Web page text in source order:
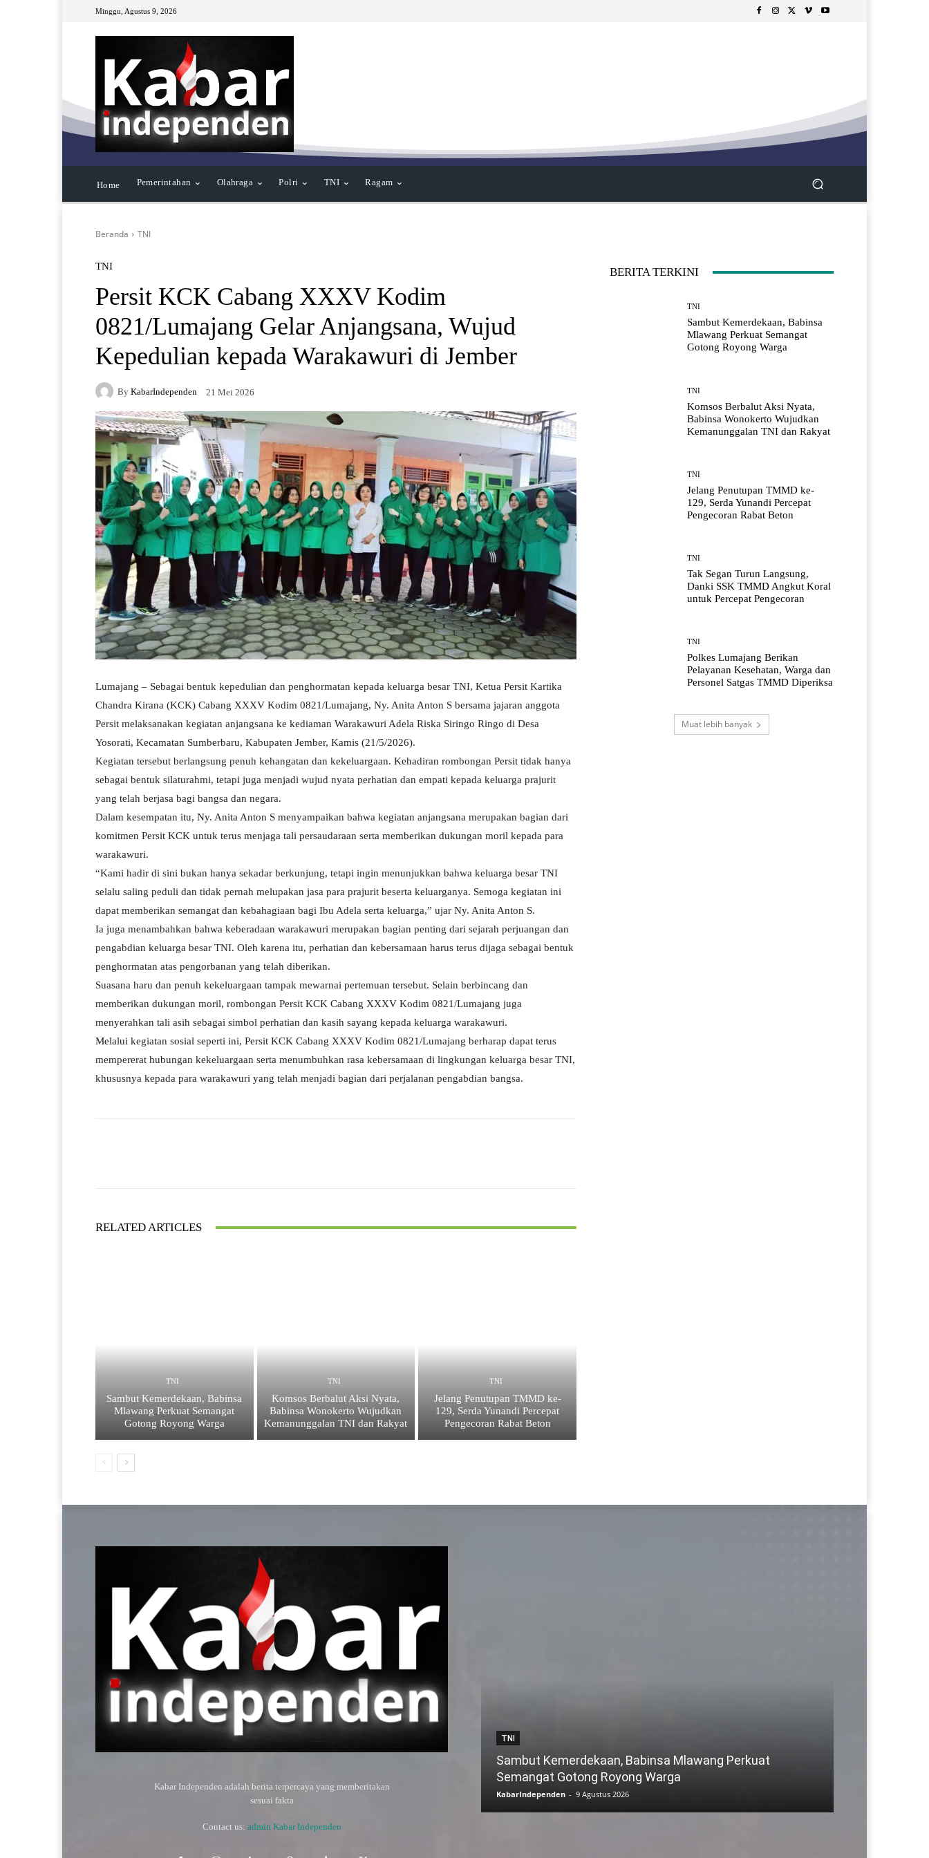
Minggu, Agustus 9, 2026
Home Pemerintahan Olahraga Polri TNI Ragam
Beranda TNI
TNI
Persit KCK Cabang XXXV Kodim
0821/Lumajang Gelar Anjangsana, Wujud
Kepedulian kepada Warakawuri di Jember
By KabarIndependen 21 Mei 2026
Lumajang – Sebagai bentuk kepedulian dan penghormatan kepada keluarga besar TNI, Ketua Persit Kartika
Chandra Kirana (KCK) Cabang XXXV Kodim 0821/Lumajang, Ny. Anita Anton S bersama jajaran anggota
Persit melaksanakan kegiatan anjangsana ke kediaman Warakawuri Adela Riska Siringo Ringo di Desa
Yosorati, Kecamatan Sumberbaru, Kabupaten Jember, Kamis (21/5/2026).
Kegiatan tersebut berlangsung penuh kehangatan dan kekeluargaan. Kehadiran rombongan Persit tidak hanya
sebagai bentuk silaturahmi, tetapi juga menjadi wujud nyata perhatian dan empati kepada keluarga prajurit
yang telah berjasa bagi bangsa dan negara.
Dalam kesempatan itu, Ny. Anita Anton S menyampaikan bahwa kegiatan anjangsana merupakan bagian dari
komitmen Persit KCK untuk terus menjaga tali persaudaraan serta memberikan dukungan moril kepada para
warakawuri.
“Kami hadir di sini bukan hanya sekadar berkunjung, tetapi ingin menunjukkan bahwa keluarga besar TNI
selalu saling peduli dan tidak pernah melupakan jasa para prajurit beserta keluarganya. Semoga kegiatan ini
dapat memberikan semangat dan kebahagiaan bagi Ibu Adela serta keluarga,” ujar Ny. Anita Anton S.
Ia juga menambahkan bahwa keberadaan warakawuri merupakan bagian penting dari sejarah perjuangan dan
pengabdian keluarga besar TNI. Oleh karena itu, perhatian dan kebersamaan harus terus dijaga sebagai bentuk
penghormatan atas pengorbanan yang telah diberikan.
Suasana haru dan penuh kekeluargaan tampak mewarnai pertemuan tersebut. Selain berbincang dan
memberikan dukungan moril, rombongan Persit KCK Cabang XXXV Kodim 0821/Lumajang juga
menyerahkan tali asih sebagai simbol perhatian dan kasih sayang kepada keluarga warakawuri.
Melalui kegiatan sosial seperti ini, Persit KCK Cabang XXXV Kodim 0821/Lumajang berharap dapat terus
mempererat hubungan kekeluargaan serta menumbuhkan rasa kebersamaan di lingkungan keluarga besar TNI,
khususnya kepada para warakawuri yang telah menjadi bagian dari perjalanan pengabdian bangsa.
RELATED ARTICLES
TNI
Sambut Kemerdekaan, Babinsa
Mlawang Perkuat Semangat
Gotong Royong Warga
TNI
Komsos Berbalut Aksi Nyata,
Babinsa Wonokerto Wujudkan
Kemanunggalan TNI dan Rakyat
TNI
Jelang Penutupan TMMD ke-
129, Serda Yunandi Percepat
Pengecoran Rabat Beton
BERITA TERKINI
TNI
Sambut Kemerdekaan, Babinsa
Mlawang Perkuat Semangat
Gotong Royong Warga
TNI
Komsos Berbalut Aksi Nyata,
Babinsa Wonokerto Wujudkan
Kemanunggalan TNI dan Rakyat
TNI
Jelang Penutupan TMMD ke-
129, Serda Yunandi Percepat
Pengecoran Rabat Beton
TNI
Tak Segan Turun Langsung,
Danki SSK TMMD Angkut Koral
untuk Percepat Pengecoran
TNI
Polkes Lumajang Berikan
Pelayanan Kesehatan, Warga dan
Personel Satgas TMMD Diperiksa
Muat lebih banyak
Kabar Independen adalah berita terpercaya yang memberitakan
sesuai fakta
Contact us: admin Kabar Independen
TNI
Sambut Kemerdekaan, Babinsa Mlawang Perkuat
Semangat Gotong Royong Warga
KabarIndependen - 9 Agustus 2026